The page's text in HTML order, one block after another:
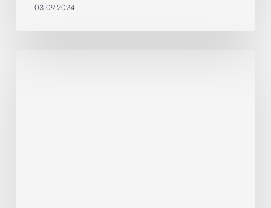
03.09.2024